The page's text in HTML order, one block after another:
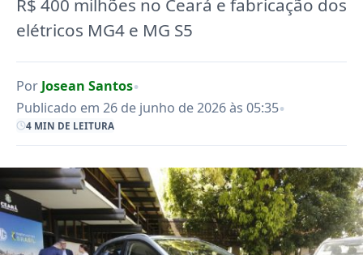
R$ 400 milhões no Ceará e fabricação dos
elétricos MG4 e MG S5
Por Josean Santos•
Publicado em 26 de junho de 2026 às 05:35•
4 MIN DE LEITURA